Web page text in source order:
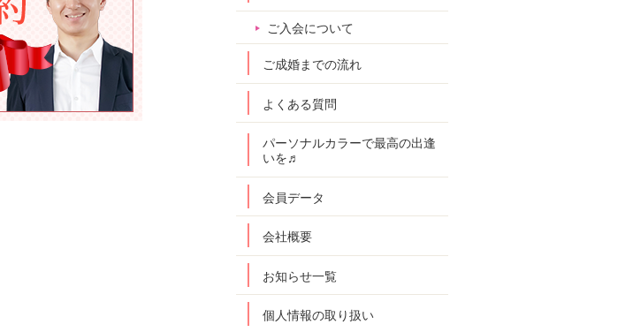
ご入会について
ご成婚までの流れ
よくある質問
パーソナルカラーで最高の出逢
いを♬
会員データ
会社概要
お知らせ一覧
個人情報の取り扱い